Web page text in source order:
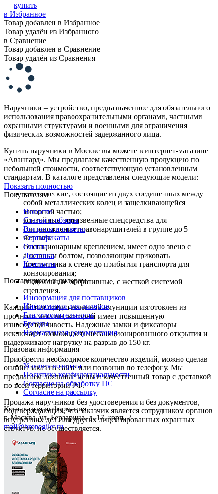
купить
в Избранное
Товар добавлен в Избранное
Товар удалён из Избранного
в Сравнение
Товар добавлен в Сравнение
Товар удалён из Сравнения
Наручники – устройство, предназначенное для обязательного
использования правоохранительными органами, частными
охранными структурами и военными для ограничения
физических возможностей задержанного лица.
Купить наручники в Москве вы можете в интернет-магазине
«Авангард». Мы предлагаем качественную продукцию по
небольшой стоимости, соответствующую установленным
стандартам. В каталоге представлены следующие модели:
классические, состоящие из двух соединенных между
собой металлических колец и защелкивающейся
запорной частью;
конвойные, пятизвенные спецсредства для
сопровождения правонарушителей в группе до 5
человек;
со стационарным креплением, имеет одно звено с
анкерным болтом, позволяющим приковать
преступника к стене до прибытия транспорта для
конвоирования;
специальные оперативные, с жесткой системой
сцепления.
Каждый тип представленной амуниции изготовлен из
прочного металла, который имеет повышенную
износоустойчивость. Надежные замки и фиксаторы
исключают возможность несанкционированного открытия и
выдерживают нагрузку на разрыв до 150 кг.
Приобрести необходимое количество изделий, можно сделав
онлайн заказ на сайте или позвонив по телефону. Мы
предлагаем лояльные цены и качественный товар с доставкой
по всей территории РФ.
Продажа наручников без удостоверения и без документов,
подтверждающих, что заказчик является сотрудником органов
внутренних дел или других лицензированных охранных
структур, не осуществляется.
Показать полностью
Покупателям
Новости
Статьи и обзоры
Вопросы и ответы
Сертификаты
Оплата
Доставка
Контакты
Поставщикам и дилерам
Информация для поставщиков
Информация для дилеров
Благотворительность
Бренды
Нормативная документация
Правовая информация
Условия возврата
Политика конфиденциальности
Согласие на обработку ПС
Согласие на рассылку
Контактная информация
г. Москва, ул. Берзарина, д. 17, корп. 2
mail@bronegilet.ru